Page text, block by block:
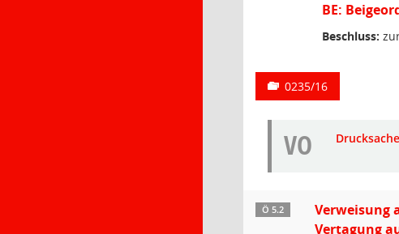
BE:
Beschluss:
0235/16
VO Drucksache
Ö 5.2
Verweisung
Vertagung